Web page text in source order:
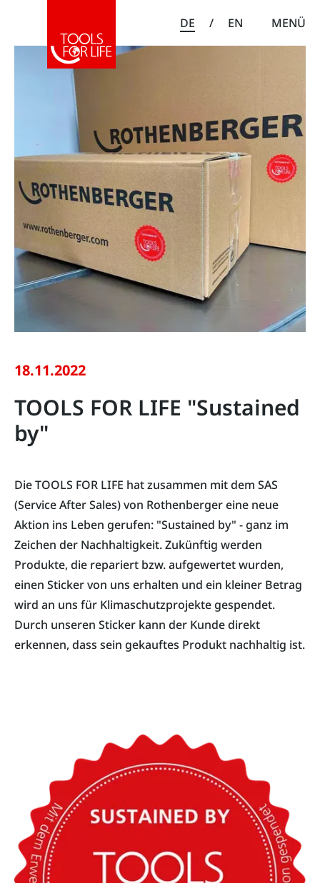
DE / EN MENÜ
18.11.2022
TOOLS FOR LIFE "Sustained
by"
Die TOOLS FOR LIFE hat zusammen mit dem SAS
(Service After Sales) von Rothenberger eine neue
Aktion ins Leben gerufen: "Sustained by" - ganz im
Zeichen der Nachhaltigkeit. Zukünftig werden
Produkte, die repariert bzw. aufgewertet wurden,
einen Sticker von uns erhalten und ein kleiner Betrag
wird an uns für Klimaschutzprojekte gespendet.
Durch unseren Sticker kann der Kunde direkt
erkennen, dass sein gekauftes Produkt nachhaltig ist.